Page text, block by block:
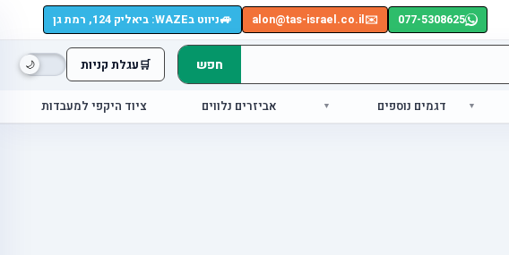
077-5308625
✉️
alon@tas-israel.co.il
🚙ניווט בWAZE: ביאליק 124, רמת גן
🛒עגלת קניות חפש
דגמים נוספים אביזרים נלווים ציוד היקפי למעבדות